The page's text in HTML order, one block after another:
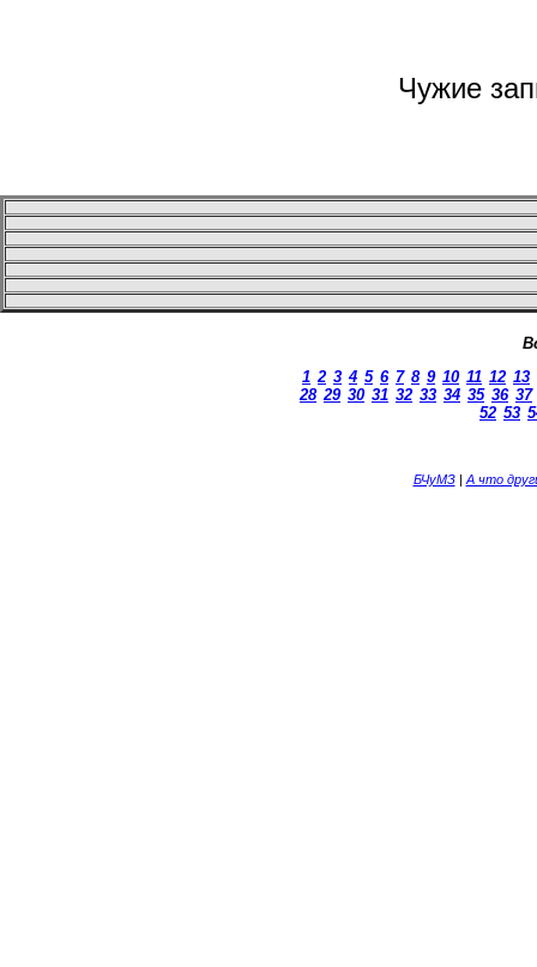
Чужие
1 2 3 4 5 6 7 8 9 10 11 12 13
28 29 30 31 32 33 34 35 36 37
52 53
БЧуМЗ| А что